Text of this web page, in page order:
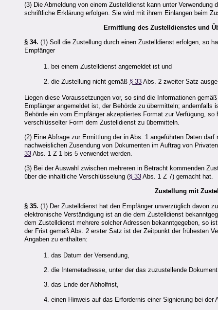
(3) Die Abmeldung von einem Zustelldienst kann unter Verwendung
schriftliche Erklärung erfolgen. Sie wird mit ihrem Einlangen beim
Ermittlung des Zustelldienstes und
§ 34. (1) Soll die Zustellung durch einen Zustelldienst erfolgen, so
Empfänger
1. bei einem Zustelldienst angemeldet ist und
2. die Zustellung nicht gemäß § 33 Abs. 2 zweiter Satz
Liegen diese Voraussetzungen vor, so sind die Informationen
Empfänger angemeldet ist, der Behörde zu übermitteln;
Behörde ein vom Empfänger akzeptiertes Format zur Verfügung,
verschlüsselter Form dem Zustelldienst zu übermitteln.
(2) Eine Abfrage zur Ermittlung der in Abs. 1 angeführten Daten
nachweislichen Zusendung von Dokumenten im Auftrag von
33 Abs. 1 Z 1 bis 5 verwendet werden.
(3) Bei der Auswahl zwischen mehreren in Betracht kommenden
über die inhaltliche Verschlüsselung (§ 33 Abs. 1 Z 7) gemacht hat.
Zustellung mit
§ 35. (1) Der Zustelldienst hat den Empfänger unverzüglich davon
elektronische Verständigung ist an die dem Zustelldienst
dem Zustelldienst mehrere solcher Adressen bekanntgegeben, so
der Frist gemäß Abs. 2 erster Satz ist der Zeitpunkt der frühesten
Angaben zu enthalten:
1. das Datum der Versendung,
2. die Internetadresse, unter der das zuzustellende
3. das Ende der Abholfrist,
4. einen Hinweis auf das Erfordernis einer Signierung bei der